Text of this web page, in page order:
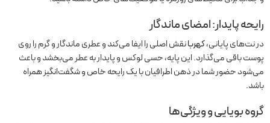
رایحه پایدار: امضای ماندگار
در نت‌های پایانی،کهربانقش اصلی را ایفا می‌کند و عطری ماندگار و گرم را روی
پوست باقی می‌گذارد. این پایه، حسی لوکس و پایدار به عطر می‌بخشد و باعث
می‌شود حضور شما در ذهن اطرافیان با یک رایحه خاص و شگفت‌انگیز همراه
باشد.
گروه بویایی و ویژگی‌ها